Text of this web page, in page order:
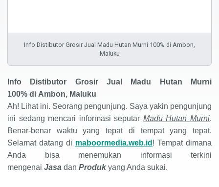
Info Distibutor Grosir Jual Madu Hutan Murni 100% di Ambon,
Maluku
Info
Distibutor Grosir Jual Madu Hutan Murni
100% di Ambon, Maluku
Ah! Lihat ini. Seorang pengunjung. Saya yakin pengunjung
ini sedang mencari informasi seputar Madu Hutan Murni.
Benar-benar waktu yang tepat di tempat yang tepat.
Selamat datang di maboormedia.web.id ! Tempat dimana
Anda bisa menemukan informasi terkini
mengenai Jasa dan Produkyang Anda sukai.